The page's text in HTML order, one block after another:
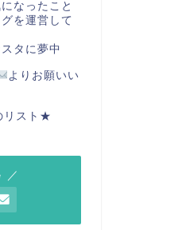
なったこと
を運営して
タに夢中
よりお願いい
リスト★
／